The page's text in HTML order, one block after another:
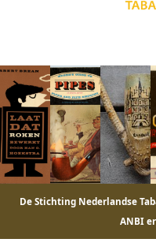
De Stichting Nederlandse
ANBI